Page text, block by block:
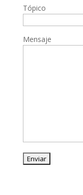
Tópico
Mensaje